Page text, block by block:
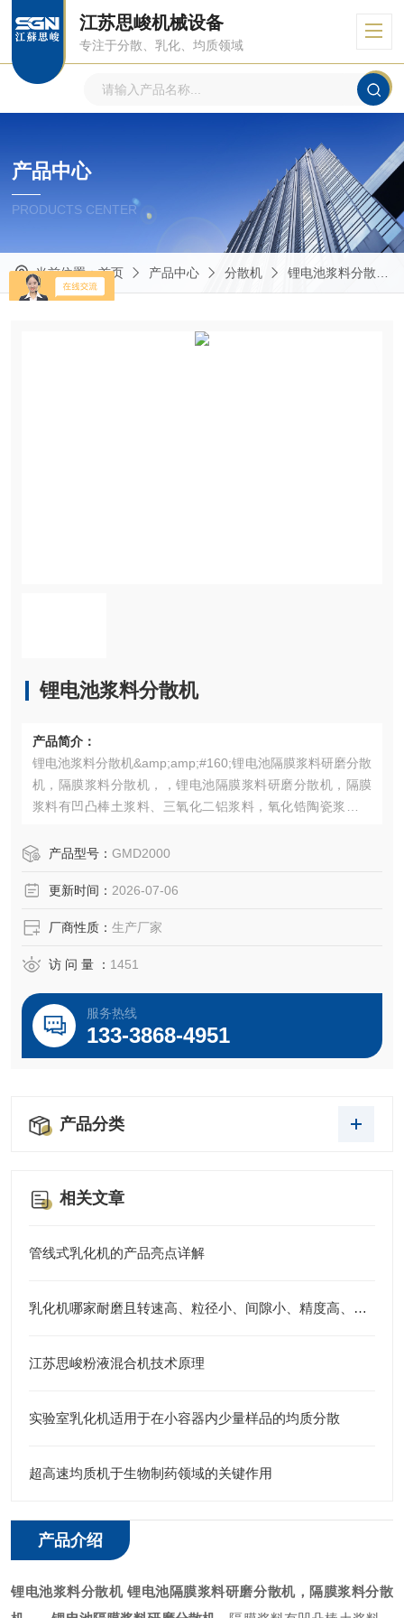
江苏思峻机械设备
专注于分散、乳化、均质领域
产品中心
PRODUCTS CENTER
当前位置：首页 产品中心 分散机 锂电池浆料分散机
锂电池浆料分散机
产品简介：
锂电池浆料分散机&amp;amp;#160;锂电池隔膜浆料研磨分散
机，隔膜浆料分散机，，锂电池隔膜浆料研磨分散机，隔膜
浆料有凹凸棒土浆料、三氧化二铝浆料，氧化锆陶瓷浆料，
力的，对于隔膜浆料需要研磨到很细并且分散均匀，这样才
产品型号： GMD2000
更新时间： 2026-07-06
厂商性质： 生产厂家
访 问 量 ： 1451
服务热线
133-3868-4951
产品分类
相关文章
管线式乳化机的产品亮点详解
乳化机哪家耐磨且转速高、粒径小、间隙小、精度高、线速度高、剪切力强：江苏思峻全流程解决方案测评
江苏思峻粉液混合机技术原理
实验室乳化机适用于在小容器内少量样品的均质分散
超高速均质机于生物制药领域的关键作用
产品介绍
锂电池浆料分散机 锂电池隔膜浆料研磨分散机，隔膜浆料分散